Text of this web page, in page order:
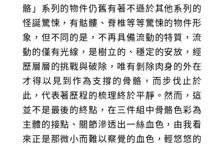
骼」系列的物件仍舊有著不遜於其他系列的
怪誕驚悚，有骷髏、脊椎等等驚悚的物件形
象，但不同的是，不再具備流動的特質，流
動的僅有光線，是樹立的、穩定的安放，經
歷層層的挑戰與破除，唯有剝除肉身的外在
才得以見到作為支撐的骨骼，而步伐止於
此，代表著歷程的梳理終於平靜。然而，這
並不是最後的終點，在三件組中骨骼色彩為
主體的接點、關節滲透出一絲血色，由我看
來正是那微小而難以察覺的血色，輕悠悠的